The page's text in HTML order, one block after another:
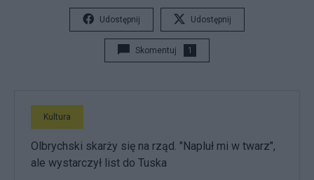
Udostępnij Udostępnij
Skomentuj 1
Kultura
Olbrychski skarży się na rząd. "Napluł mi w twarz",
ale wystarczył list do Tuska